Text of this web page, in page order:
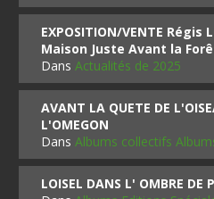
EXPOSITION/VENTE Régis
Maison Juste Avant la
DansActualités de 2025
AVANT LA QUETE DE
L'OMEGON
DansAlbums collectifs
LOISEL DANS L' OMBRE DE